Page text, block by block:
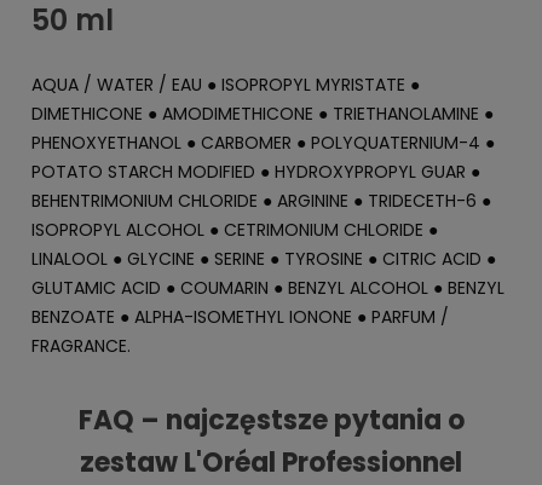
50 ml
AQUA / WATER / EAU ● ISOPROPYL MYRISTATE ●
DIMETHICONE ● AMODIMETHICONE ● TRIETHANOLAMINE ●
PHENOXYETHANOL ● CARBOMER ● POLYQUATERNIUM-4 ●
POTATO STARCH MODIFIED ● HYDROXYPROPYL GUAR ●
BEHENTRIMONIUM CHLORIDE ● ARGININE ● TRIDECETH-6 ●
ISOPROPYL ALCOHOL ● CETRIMONIUM CHLORIDE ●
LINALOOL ● GLYCINE ● SERINE ● TYROSINE ● CITRIC ACID ●
GLUTAMIC ACID ● COUMARIN ● BENZYL ALCOHOL ● BENZYL
BENZOATE ● ALPHA-ISOMETHYL IONONE ● PARFUM /
FRAGRANCE.
FAQ – najczęstsze pytania o
zestaw L'Oréal Professionnel